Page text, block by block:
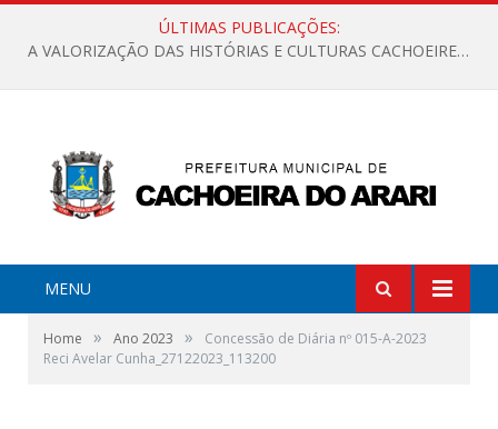
ÚLTIMAS PUBLICAÇÕES:
A VALORIZAÇÃO DAS HISTÓRIAS E CULTURAS CACHOEIRENSES
MENU
Home » Ano 2023 »
Concessão de Diária nº 015-A-2023
Reci Avelar Cunha_27122023_113200